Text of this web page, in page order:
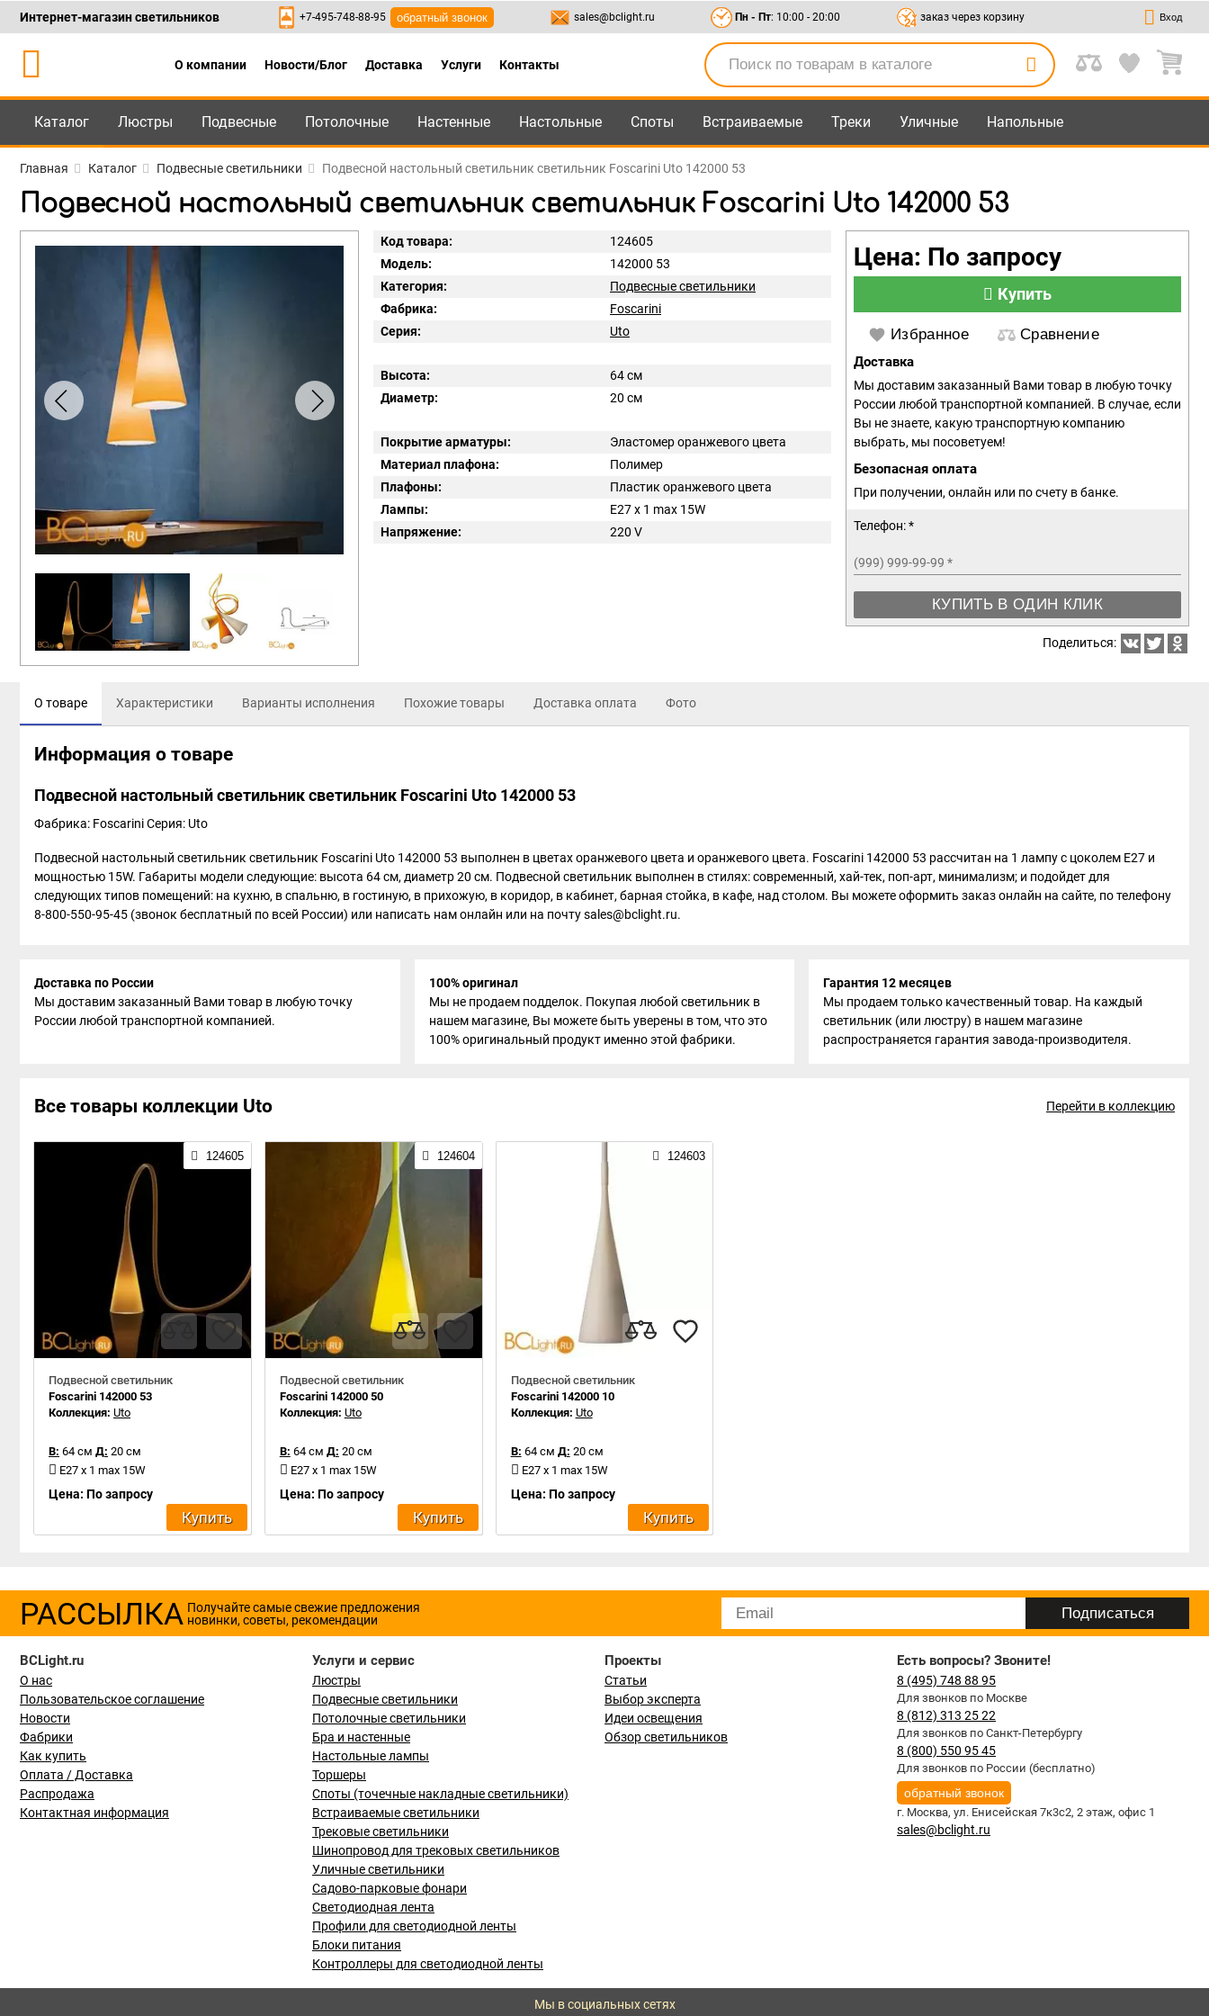
Каталог +7-495-748-88-95 ,8-800-550-95-45 sales@bclight.ru
Интернет-магазин светильников +7-495-748-88-95 обратный звонок sales@bclight.ru Пн - Пт: 10:00 - 20:00 заказ через корзину Вход
О компании Новости/Блог Доставка Услуги Контакты
Каталог Люстры Подвесные Потолочные Настенные Настольные Споты Встраиваемые Треки Уличные Напольные
Главная Каталог Подвесные светильники Подвесной настольный светильник светильник Foscarini Uto 142000 53
Подвесной настольный светильник светильник Foscarini Uto 142000 53
Код товара:
124605
Модель:
142000 53
Категория:
Подвесные светильники
Фабрика:
Foscarini
Серия:
Uto
Высота:
64 см
Диаметр:
20 см
Покрытие арматуры:
Эластомер оранжевого цвета
Материал плафона:
Полимер
Плафоны:
Пластик оранжевого цвета
Лампы:
E27 x 1 max 15W
Напряжение:
220 V
Цена: По запросу
Купить
Избранное Сравнение
Доставка
Мы доставим заказанный Вами товар в любую точку
России любой транспортной компанией. В случае, если
Вы не знаете, какую транспортную компанию
выбрать, мы посоветуем!
Безопасная оплата
При получении, онлайн или по счету в банке.
Телефон: *
(999) 999-99-99 *
КУПИТЬ В ОДИН КЛИК
Поделиться:
О товаре Характеристики Варианты исполнения Похожие товары Доставка оплата Фото
Информация о товаре
Подвесной настольный светильник светильник Foscarini Uto 142000 53
Фабрика: FoscariniСерия: Uto
Подвесной настольный светильник светильник Foscarini Uto 142000 53 выполнен в цветах оранжевого цвета и оранжевого цвета. Foscarini 142000 53 рассчитан на 1 лампу с цоколем E27 и
мощностью 15W. Габариты модели следующие: высота 64 см, диаметр 20 см. Подвесной светильник выполнен в стилях: современный, хай-тек, поп-арт, минимализм; и подойдет для
следующих типов помещений: на кухню, в спальню, в гостиную, в прихожую, в коридор, в кабинет, барная стойка, в кафе, над столом. Вы можете оформить заказ онлайн на сайте, по телефону
8-800-550-95-45 (звонок бесплатный по всей России) или написать нам онлайн или на почту sales@bclight.ru.
Доставка по России
Мы доставим заказанный Вами товар в любую точку
России любой транспортной компанией.
100% оригинал
Мы не продаем подделок. Покупая любой светильник в
нашем магазине, Вы можете быть уверены в том, что это
100% оригинальный продукт именно этой фабрики.
Гарантия 12 месяцев
Мы продаем только качественный товар. На каждый
светильник (или люстру) в нашем магазине
распространяется гарантия завода-производителя.
Все товары коллекции Uto Перейти в коллекцию
124605
Подвесной светильник
Foscarini 142000 53
Коллекция: Uto
В: 64 см Д: 20 см
E27 x 1 max 15W
Цена: По запросу
Купить
124604
Подвесной светильник
Foscarini 142000 50
Коллекция: Uto
В: 64 см Д: 20 см
E27 x 1 max 15W
Цена: По запросу
Купить
124603
Подвесной светильник
Foscarini 142000 10
Коллекция: Uto
В: 64 см Д: 20 см
E27 x 1 max 15W
Цена: По запросу
Купить
РАССЫЛКА Получайте самые свежие предложения
новинки, советы, рекомендации
BCLight.ru
О нас
Пользовательское соглашение
Новости
Фабрики
Как купить
Оплата / Доставка
Распродажа
Контактная информация
Услуги и сервис
Люстры
Подвесные светильники
Потолочные светильники
Бра и настенные
Настольные лампы
Торшеры
Споты (точечные накладные светильники)
Встраиваемые светильники
Трековые светильники
Шинопровод для трековых светильников
Уличные светильники
Садово-парковые фонари
Светодиодная лента
Профили для светодиодной ленты
Блоки питания
Контроллеры для светодиодной ленты
Проекты
Статьи
Выбор эксперта
Идеи освещения
Обзор светильников
Есть вопросы? Звоните!
8 (495) 748 88 95
Для звонков по Москве
8 (812) 313 25 22
Для звонков по Санкт-Петербургу
8 (800) 550 95 45
Для звонков по России (бесплатно)
обратный звонок
г. Москва, ул. Енисейская 7к3с2, 2 этаж, офис 1
sales@bclight.ru
Мы в социальных сетях